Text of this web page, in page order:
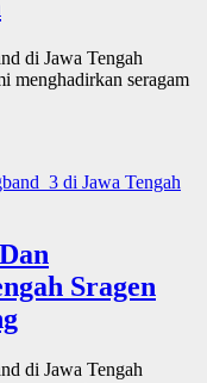
di Jawa Tengah
menghadirkan seragam
Sragen
di Jawa Tengah